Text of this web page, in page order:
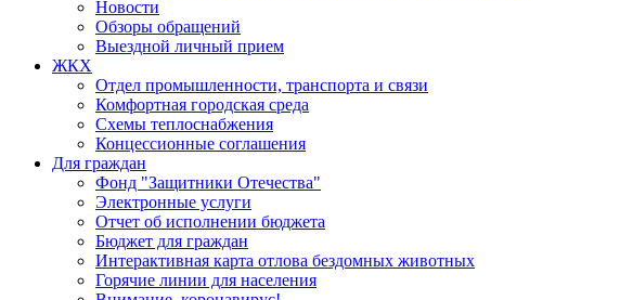
Новости
Обзоры обращений
Выездной личный прием
ЖКХ
Отдел промышленности, транспорта и связи
Комфортная городская среда
Схемы теплоснабжения
Концессионные соглашения
Для граждан
Фонд "Защитники Отечества"
Электронные услуги
Отчет об исполнении бюджета
Бюджет для граждан
Интерактивная карта отлова бездомных животных
Горячие линии для населения